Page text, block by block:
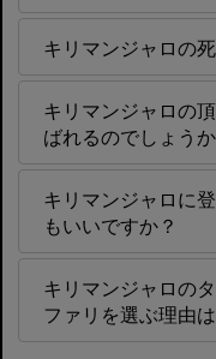
キリマンジャロの
キリマンジャロの
ばれるのでしょう
キリマンジャロに
もいいですか？
キリマンジャロの
ファリを選ぶ理由